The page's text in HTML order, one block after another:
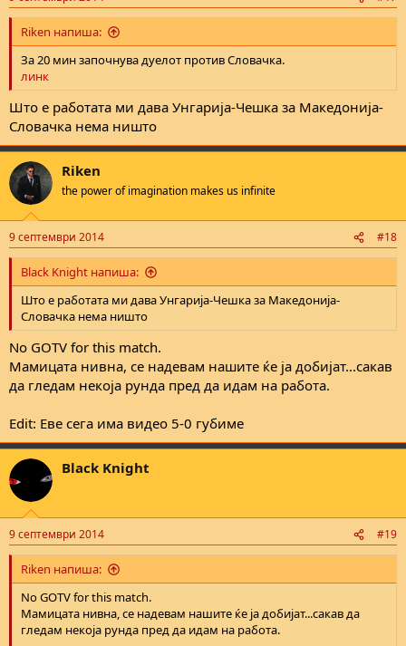
Riken напиша:
За 20 мин започнува дуелот против Словачка.
линк
Што е работата ми дава Унгарија-Чешка за Македонија-
Словачка нема ништо
Riken
the power of imagination makes us infinite
9 септември 2014 #18
Black Knight напиша:
Што е работата ми дава Унгарија-Чешка за Македонија-
Словачка нема ништо
No GOTV for this match.
Мамицата нивна, се надевам нашите ќе ја добијат...сакав
да гледам некоја рунда пред да идам на работа.
Edit: Еве сега има видео 5-0 губиме
Black Knight
9 септември 2014 #19
Riken напиша:
No GOTV for this match.
Мамицата нивна, се надевам нашите ќе ја добијат...сакав да
гледам некоја рунда пред да идам на работа.